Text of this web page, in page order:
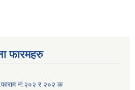
फारमहरु
नं:२०२ र २०२ क